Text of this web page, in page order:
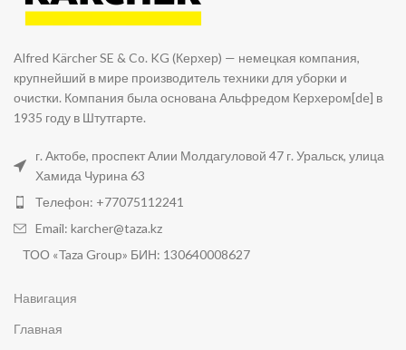
Alfred Kärcher SE & Co. KG (Керхер) — немецкая компания,
крупнейший в мире производитель техники для уборки и
очистки. Компания была основана Альфредом Керхером[de] в
1935 году в Штутгарте.
г. Актобе, проспект Алии Молдагуловой 47 г. Уральск, улица
Хамида Чурина 63
Телефон: +77075112241
Email: karcher@taza.kz
ТОО «Taza Group» БИН: 130640008627
Навигация
Главная